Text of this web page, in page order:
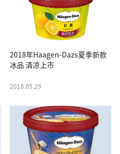
2018年Haagen-Dazs夏季新款
冰品 清凉上市
2018.05.29